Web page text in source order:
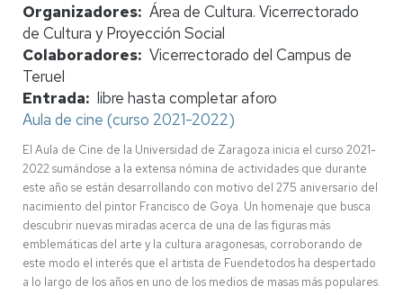
Organizadores Área de Cultura. Vicerrectorado
de Cultura y Proyección Social
Colaboradores Vicerrectorado del Campus de
Teruel
Entrada
libre hasta completar aforo
Aula de cine (curso 2021-2022)
El Aula de Cine de la Universidad de Zaragoza inicia el curso 2021-
2022 sumándose a la extensa nómina de actividades que durante
este año se están desarrollando con motivo del 275 aniversario del
nacimiento del pintor Francisco de Goya. Un homenaje que busca
descubrir nuevas miradas acerca de una de las figuras más
emblemáticas del arte y la cultura aragonesas, corroborando de
este modo el interés que el artista de Fuendetodos ha despertado
a lo largo de los años en uno de los medios de masas más populares.